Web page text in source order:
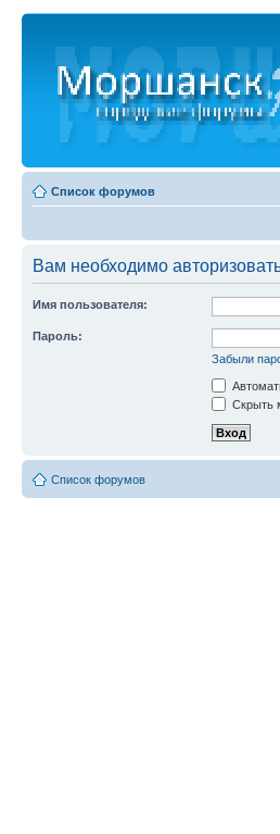
Список форумов
Вам необходимо
Имя пользователя:
Пароль:
Забыли
Скрыть
Список форумов